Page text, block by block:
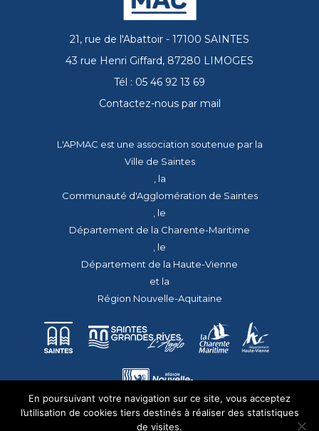
21, rue de l'Abattoir - 17100 SAINTES
43 rue Henri Giffard, 87280 LIMOGES
Tél : 05 46 92 13 69
Contactez-nous par mail
L'APMAC est une association soutenue par la
Ville de Saintes
, la
Communauté d'Agglomération de Saintes
, le
Département de la Charente-Maritime
, le
Département de la Haute-Vienne
et la
Région Nouvelle-Aquitaine
En poursuivant votre navigation sur ce site, vous acceptez
l’utilisation de cookies tiers destinés à réaliser des statistiques
de visites.